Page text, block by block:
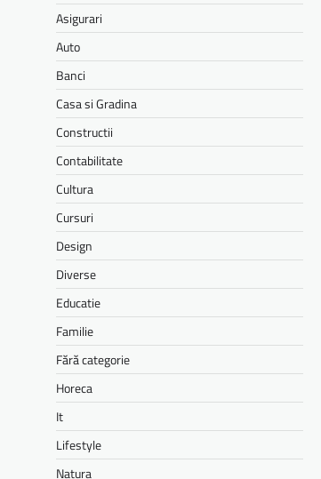
Asigurari
Auto
Banci
Casa si Gradina
Constructii
Contabilitate
Cultura
Cursuri
Design
Diverse
Educatie
Familie
Fără categorie
Horeca
It
Lifestyle
Natura